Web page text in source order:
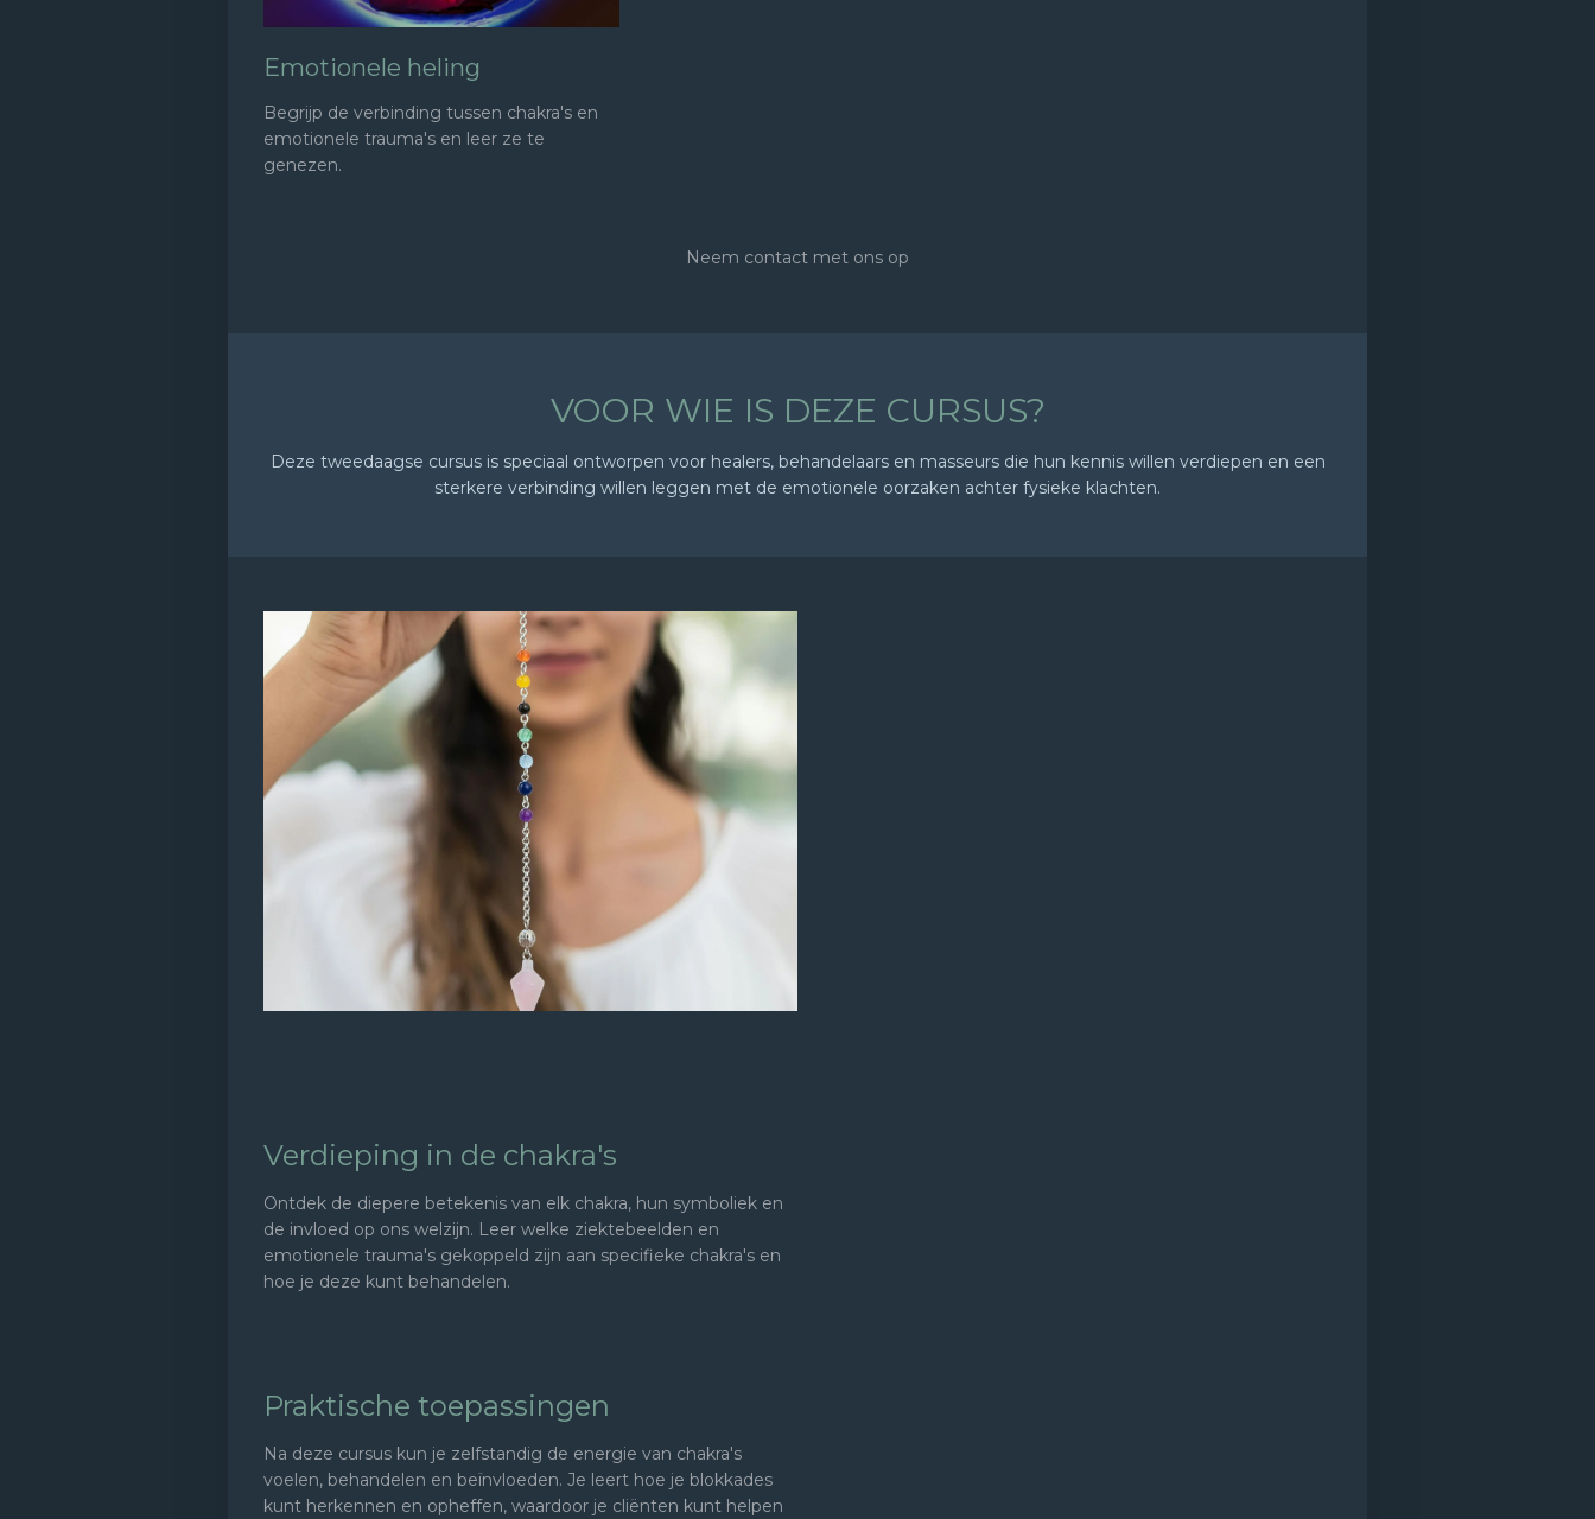
Emotionele heling
Begrijp de verbinding tussen chakra's en
emotionele trauma's en leer ze te
genezen.
Neem contact met ons op
VOOR WIE IS DEZE CURSUS?
Deze tweedaagse cursus is speciaal ontworpen voor healers, behandelaars en masseurs die hun kennis willen verdiepen en een
sterkere verbinding willen leggen met de emotionele oorzaken achter fysieke klachten.
Verdieping in de chakra's
Ontdek de diepere betekenis van elk chakra, hun symboliek en
de invloed op ons welzijn. Leer welke ziektebeelden en
emotionele trauma's gekoppeld zijn aan specifieke chakra's en
hoe je deze kunt behandelen.
Praktische toepassingen
Na deze cursus kun je zelfstandig de energie van chakra's
voelen, behandelen en beïnvloeden. Je leert hoe je blokkades
kunt herkennen en opheffen, waardoor je cliënten kunt helpen